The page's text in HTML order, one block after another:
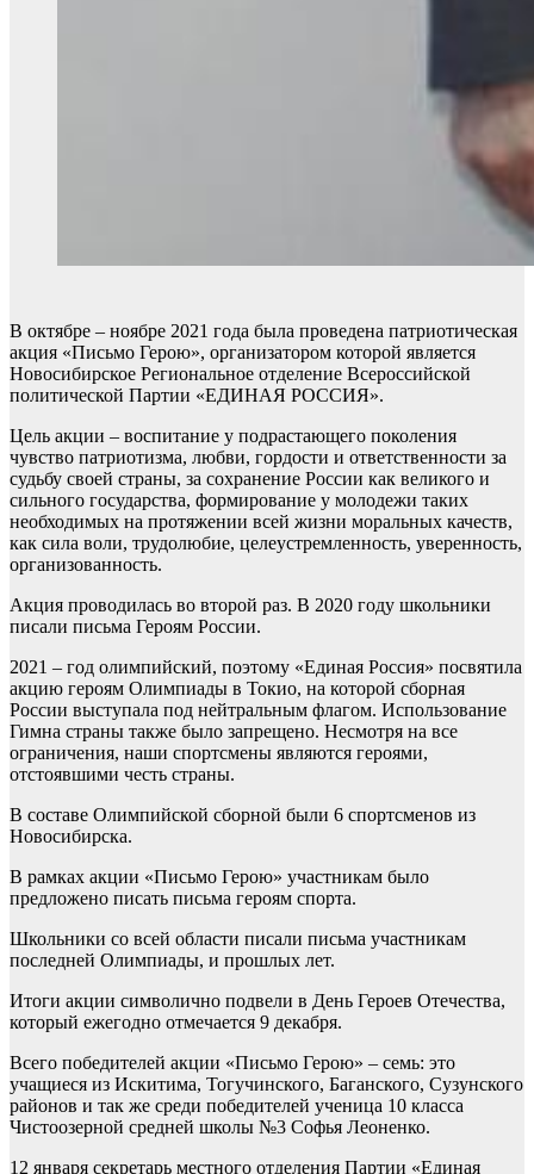
В октябре – ноябре 2021 года была проведена патриотическая
акция «Письмо Герою», организатором которой является
Новосибирское Региональное отделение Всероссийской
политической Партии «ЕДИНАЯ РОССИЯ».
Цель акции – воспитание у подрастающего поколения
чувство патриотизма, любви, гордости и ответственности за
судьбу своей страны, за сохранение России как великого и
сильного государства, формирование у молодежи таких
необходимых на протяжении всей жизни моральных качеств,
как сила воли, трудолюбие, целеустремленность, уверенность,
организованность.
Акция проводилась во второй раз. В 2020 году школьники
писали письма Героям России.
2021 – год олимпийский, поэтому «Единая Россия» посвятила
акцию героям Олимпиады в Токио, на которой сборная
России выступала под нейтральным флагом. Использование
Гимна страны также было запрещено. Несмотря на все
ограничения, наши спортсмены являются героями,
отстоявшими честь страны.
В составе Олимпийской сборной были 6 спортсменов из
Новосибирска.
В рамках акции «Письмо Герою» участникам было
предложено писать письма героям спорта.
Школьники со всей области писали письма участникам
последней Олимпиады, и прошлых лет.
Итоги акции символично подвели в День Героев Отечества,
который ежегодно отмечается 9 декабря.
Всего победителей акции «Письмо Герою» – семь: это
учащиеся из Искитима, Тогучинского, Баганского, Сузунского
районов и так же среди победителей ученица 10 класса
Чистоозерной средней школы №3 Софья Леоненко.
12 января секретарь местного отделения Партии «Единая